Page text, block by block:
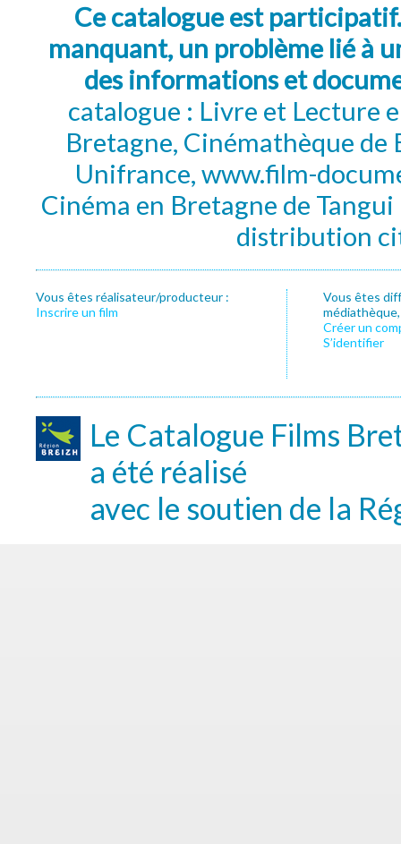
Ce catalogue est
manquant, un problème lié à
des informations et
catalogue : Livre et Lecture
Bretagne, Cinémathèque de
Unifrance, www.film-
Cinéma en Bretagne de
distribution
Vous êtes réalisateur/producteur :
Inscrire un film
Vous êtes
Créer un
S’identifier
Le Catalogue Films
a été réalisé
avec le soutien de la